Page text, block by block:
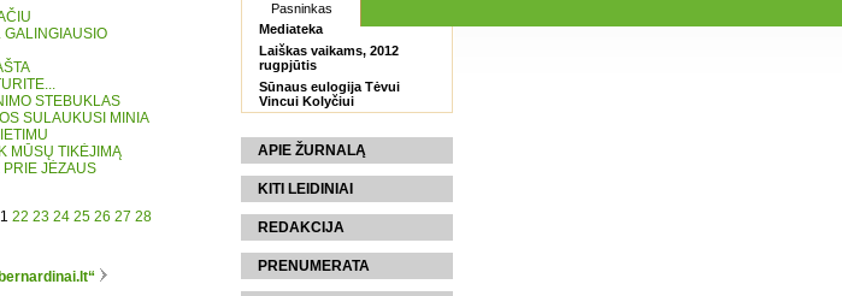
STEBUKLAS
SULAUKUSI MINIA
MŪSŲ TIKĖJIMĄ
JĖZAUS
22 23 24 25 26 27 28
Pasninkas
Mediateka
Laiškas vaikams, 2012
rugpjūtis
Sūnaus eulogija Tėvui
Vincui Kolyčiui
APIE ŽURNALĄ
KITI LEIDINIAI
REDAKCIJA
PRENUMERATA